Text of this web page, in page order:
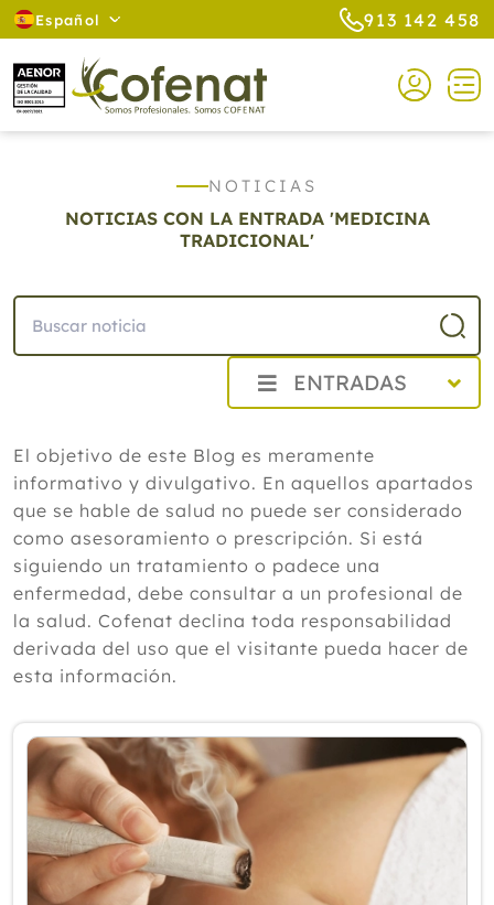
Español 913 142 458
NOTICIAS
NOTICIAS CON LA ENTRADA 'MEDICINA
TRADICIONAL'
ENTRADAS
Agosto
Cistitis en verano: cinco remedios
naturales para aliviar los síntomas,
según un experto
Julio
Junio
Mayo
Marzo
Enero
2025
2024
2023
2022
El objetivo de este Blog es meramente
informativo y divulgativo. En aquellos apartados
que se hable de salud no puede ser considerado
como asesoramiento o prescripción. Si está
siguiendo un tratamiento o padece una
enfermedad, debe consultar a un profesional de
la salud. Cofenat declina toda responsabilidad
derivada del uso que el visitante pueda hacer de
esta información.